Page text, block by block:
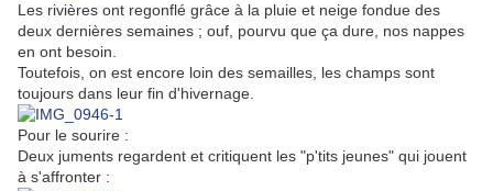
Les rivières ont regonflé grâce à la pluie et neige fondue des
deux dernières semaines ; ouf, pourvu que ça dure, nos nappes
en ont besoin.
Toutefois, on est encore loin des semailles, les champs sont
toujours dans leur fin d'hivernage.
Pour le sourire :
Deux juments regardent et critiquent les "p'tits jeunes" qui jouent
à s'affronter :